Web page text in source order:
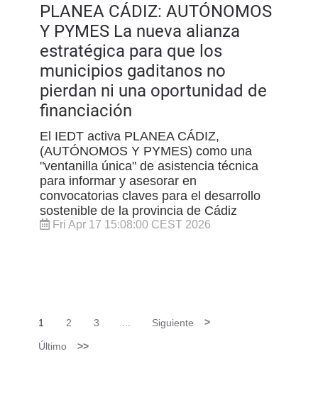
PLANEA CÁDIZ: AUTÓNOMOS
Y PYMES La nueva alianza
estratégica para que los
municipios gaditanos no
pierdan ni una oportunidad de
financiación
El IEDT activa PLANEA CÁDIZ,
(AUTÓNOMOS Y PYMES) como una
"ventanilla única" de asistencia técnica
para informar y asesorar en
convocatorias claves para el desarrollo
sostenible de la provincia de Cádiz
Fri Apr 17 15:08:00 CEST 2026
1 2 3 ... Siguiente >
Último >>